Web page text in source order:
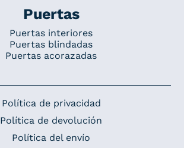
Puertas
Puertas interiores
Puertas blindadas
Puertas acorazadas
Política de privacidad
Política de devolución
Política del envío